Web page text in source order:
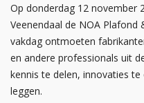
Op donderdag 12 november
Veenendaal de NOA Plafond
vakdag ontmoeten
en andere professionals uit
kennis te delen, innovaties
leggen.